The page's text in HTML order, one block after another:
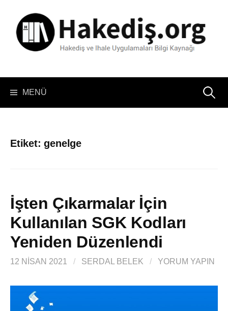
MENÜ Arama:
Etiket:genelge
İşten Çıkarmalar İçin
Kullanılan SGK Kodları
Yeniden Düzenlendi
12 NISAN 2021 / SERDAL BELEK / YORUM YAPIN